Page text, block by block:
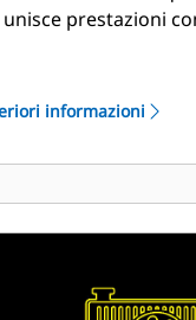
unisce prestazioni
informazioni